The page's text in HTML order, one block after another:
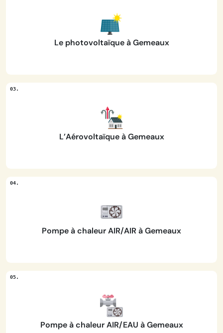
Le photovoltaïque à Gemeaux
L’Aérovoltaïque à Gemeaux
Pompe à chaleur AIR/AIR à Gemeaux
Pompe à chaleur AIR/EAU à Gemeaux